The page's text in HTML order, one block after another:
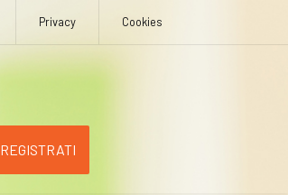
Privacy Cookies
REGISTRATI